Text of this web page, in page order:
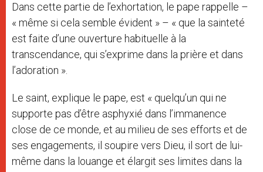
Dans cette partie de l’exhortation, le pape rappelle –
« même si cela semble évident » – « que la sainteté
est faite d’une ouverture habituelle à la
transcendance, qui s’exprime dans la prière et dans
l’adoration ».
Le saint, explique le pape, est « quelqu’un qui ne
supporte pas d’être asphyxié dans l’immanence
close de ce monde, et au milieu de ses efforts et de
ses engagements, il soupire vers Dieu, il sort de lui-
même dans la louange et élargit ses limites dans la